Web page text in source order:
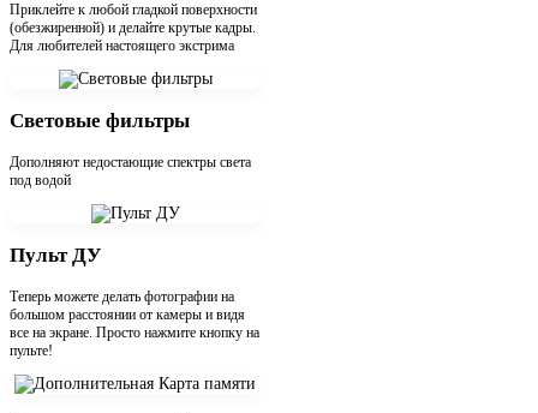
Приклейте к любой гладкой поверхности
(обезжиренной) и делайте крутые кадры.
Для любителей настоящего экстрима
Световые фильтры
Дополняют недостающие спектры света
под водой
Пульт ДУ
Теперь можете делать фотографии на
большом расстоянии от камеры и видя
все на экране. Просто нажмите кнопку на
пульте!